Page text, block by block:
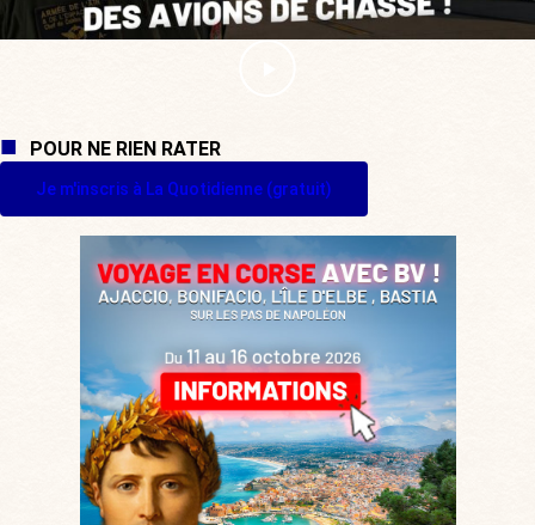
POUR NE RIEN RATER
Je m'inscris à La Quotidienne (gratuit)